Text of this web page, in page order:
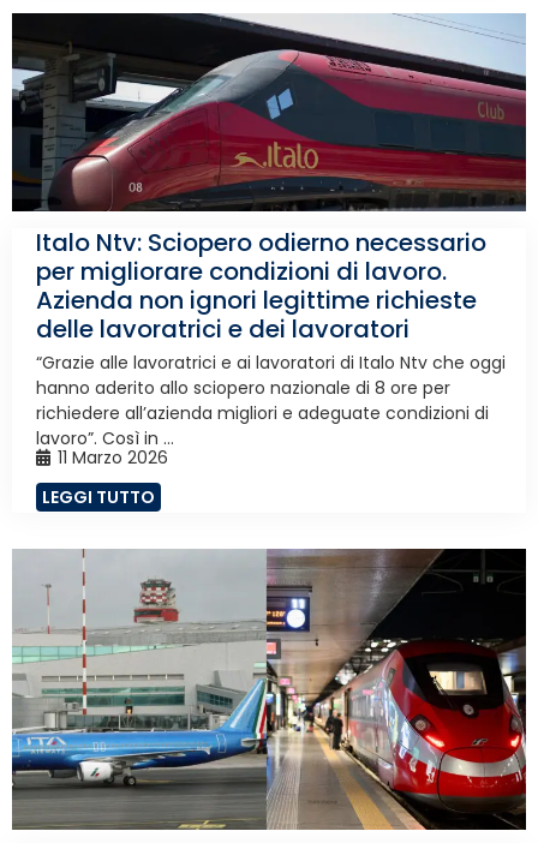
Italo Ntv: Sciopero odierno necessario
per migliorare condizioni di lavoro.
Azienda non ignori legittime richieste
delle lavoratrici e dei lavoratori
“Grazie alle lavoratrici e ai lavoratori di Italo Ntv che oggi
hanno aderito allo sciopero nazionale di 8 ore per
richiedere all’azienda migliori e adeguate condizioni di
lavoro”. Così in ...
11 Marzo 2026
LEGGI TUTTO